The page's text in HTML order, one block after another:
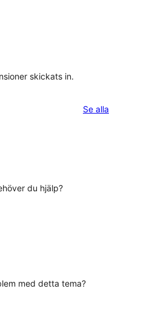
skickats in.
Se alla
du hjälp?
med detta tema?